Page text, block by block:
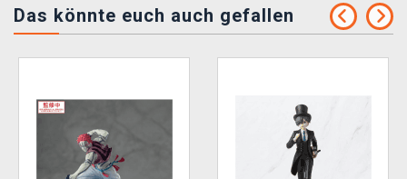
Das könnte euch auch gefallen